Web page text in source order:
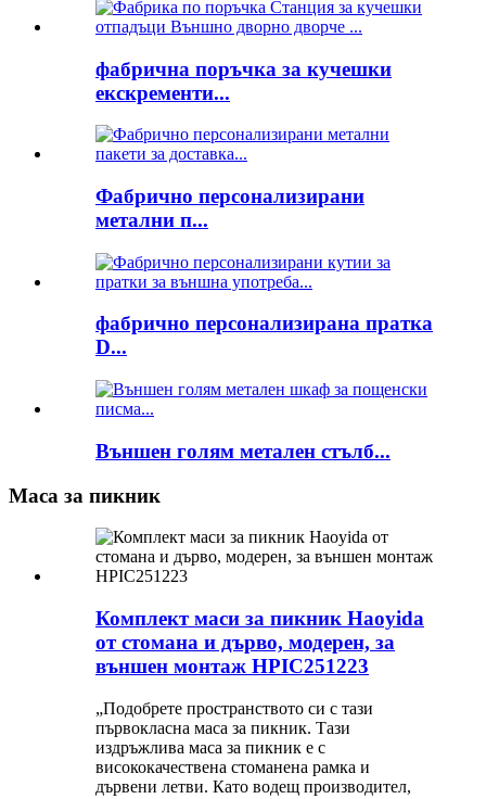
фабрична поръчка за кучешки
екскременти...
Фабрично персонализирани
метални п...
фабрично персонализирана пратка
D...
Външен голям метален стълб...
Маса за пикник
Комплект маси за пикник Haoyida
от стомана и дърво, модерен, за
външен монтаж HPIC251223
„Подобрете пространството си с тази
първокласна маса за пикник. Тази
издръжлива маса за пикник е с
висококачествена стоманена рамка и
дървени летви. Като водещ производител,